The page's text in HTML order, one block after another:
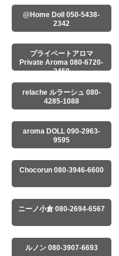
@Home Doll 050-5438-
2342
プライベートアロマ
Private Aroma 080-6720-
2459
relache ルラーシュ 080-
4285-1088
aroma DOLL 090-2963-
9595
Chocorun 080-3946-6600
ニーノ小倉 080-2694-6567
ルノン 080-3907-6693